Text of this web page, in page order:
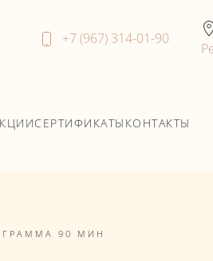
+7 (967) 314-01-90
СЕРТИФИКАТЫ КОНТАКТЫ
90 МИН